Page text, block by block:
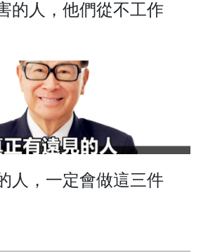
的人，他們從不工作
人，一定會做這三件